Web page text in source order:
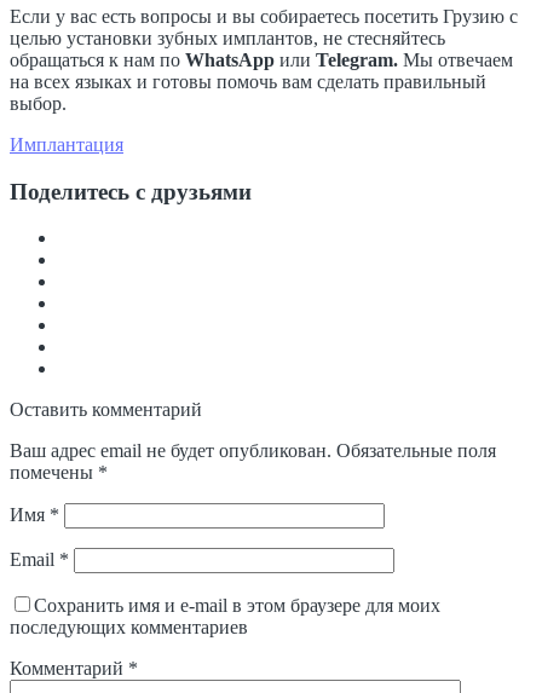
Если у вас есть вопросы и вы собираетесь посетить Грузию с
целью установки зубных имплантов, не стесняйтесь
обращаться к нам по WhatsApp или Telegram. Мы отвечаем
на всех языках и готовы помочь вам сделать правильный
выбор.
Имплантация
Поделитесь с друзьями
Оставить комментарий
Ваш адрес email не будет опубликован. Обязательные поля
помечены *
Имя *
Email *
Сохранить имя и e-mail в этом браузере для моих
последующих комментариев
Комментарий *